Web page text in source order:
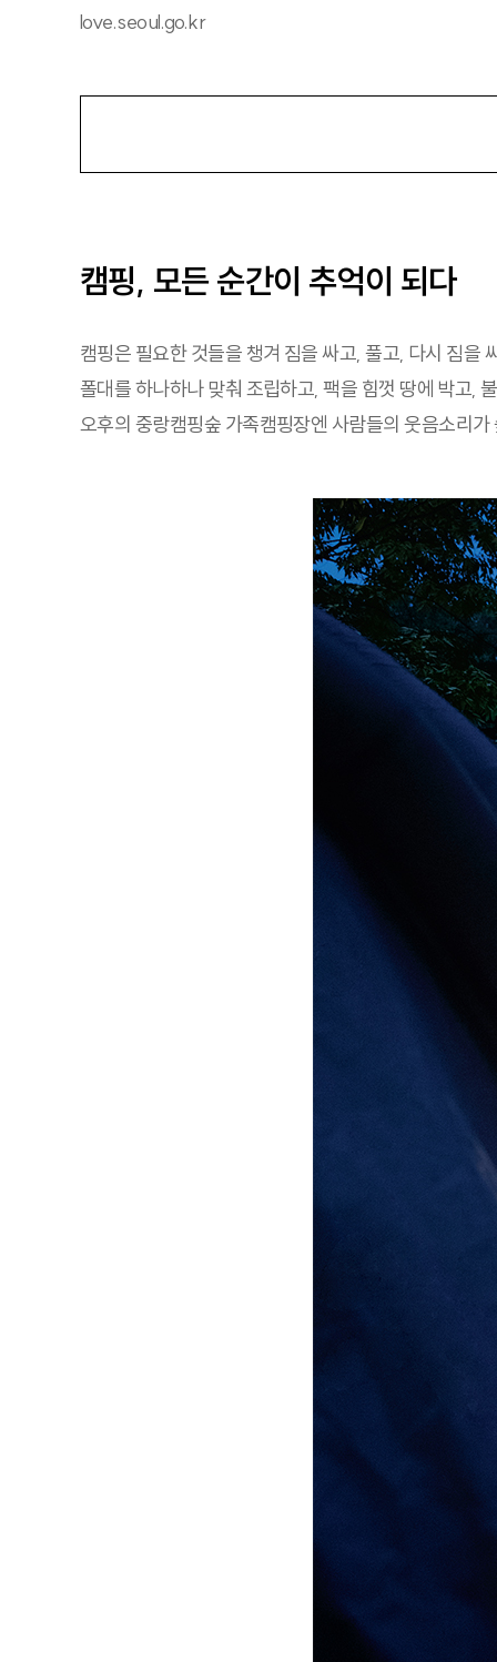
love.seoul.go.kr
캠핑, 모든 순간이 추억이 되다
캠핑은 필요한 것들을 챙겨 짐을 싸고, 풀고, 다시 짐을
폴대를 하나하나 맞춰 조립하고, 팩을 힘껏 땅에 박고,
오후의 중랑캠핑숲 가족캠핑장엔 사람들의 웃음소리가